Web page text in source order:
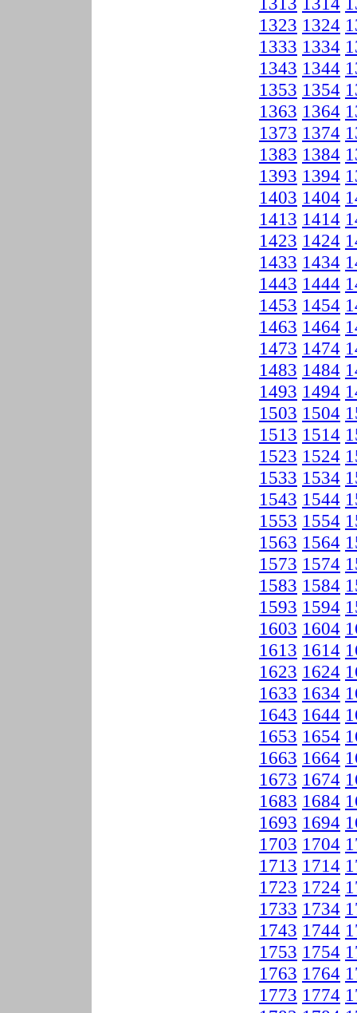
1323 1324
1333 1334
1343 1344
1353 1354
1363 1364
1373 1374
1383 1384
1393 1394
1403 1404
1413 1414
1423 1424
1433 1434
1443 1444
1453 1454
1463 1464
1473 1474
1483 1484
1493 1494
1503 1504
1513 1514
1523 1524
1533 1534
1543 1544
1553 1554
1563 1564
1573 1574
1583 1584
1593 1594
1603 1604
1613 1614
1623 1624
1633 1634
1643 1644
1653 1654
1663 1664
1673 1674
1683 1684
1693 1694
1703 1704
1713 1714
1723 1724
1733 1734
1743 1744
1753 1754
1763 1764
1773 1774